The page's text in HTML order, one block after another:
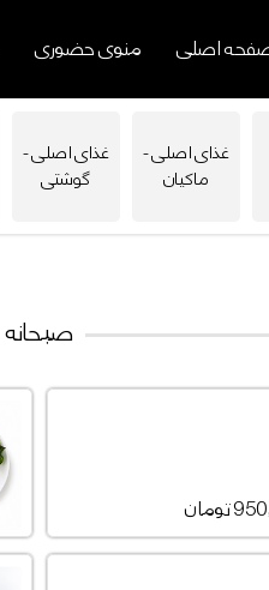
اصلی منوی حضوری
غذای اصلی -
ماکیان
غذای اصلی -
گوشتی
صبحانه